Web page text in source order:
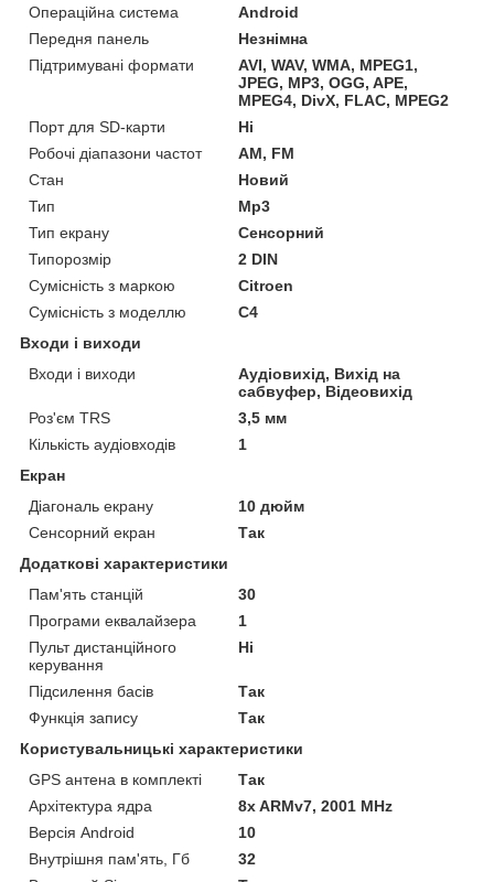
Операційна система
Android
Передня панель
Незнімна
Підтримувані формати
AVI, WAV, WMA, MPEG1,
JPEG, MP3, OGG, APE,
MPEG4, DivX, FLAC, MPEG2
Порт для SD-карти
Ні
Робочі діапазони частот
AM, FM
Стан
Новий
Тип
Mp3
Тип екрану
Сенсорний
Типорозмір
2 DIN
Сумісність з маркою
Citroen
Сумісність з моделлю
C4
Входи і виходи
Входи і виходи
Аудіовихід, Вихід на
сабвуфер, Відеовихід
Роз'єм TRS
3,5 мм
Кількість аудіовходів
1
Екран
Діагональ екрану
10 дюйм
Сенсорний екран
Так
Додаткові характеристики
Пам'ять станцій
30
Програми еквалайзера
1
Пульт дистанційного
керування
Ні
Підсилення басів
Так
Функція запису
Так
Користувальницькі характеристики
GPS антена в комплекті
Так
Архітектура ядра
8x ARMv7, 2001 MHz
Версія Android
10
Внутрішня пам'ять, Гб
32